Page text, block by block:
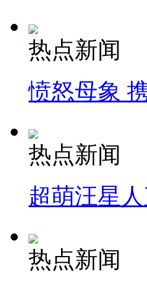
热点新闻
愤怒母象
热点新闻
超萌汪星
热点新闻